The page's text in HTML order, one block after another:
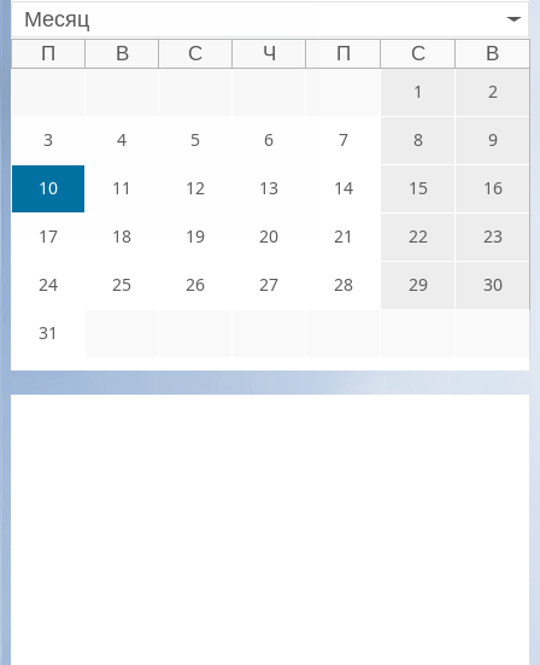
Месяц
П В С Ч П С
В
1
2
3 4 5 6 7 8 9
10 11 12 13 14 15 16
17 18 19 20 21 22 23
24 25 26 27 28 29 30
31